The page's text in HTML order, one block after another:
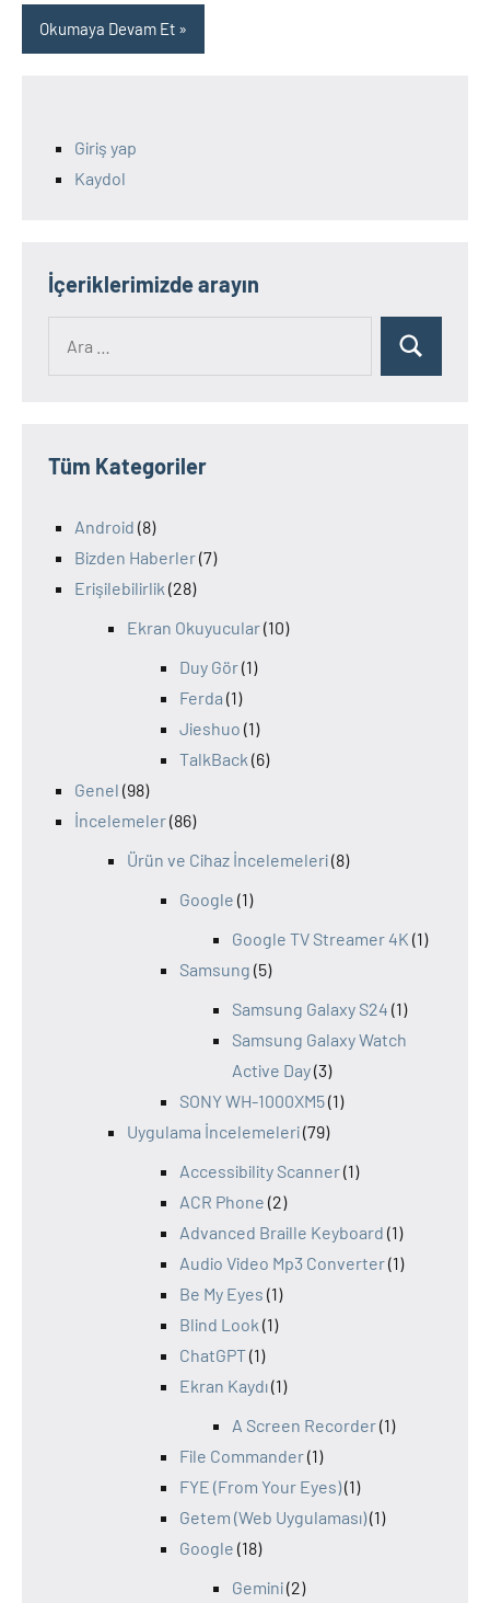
Okumaya Devam Et
Giriş yap
Kaydol
İçeriklerimizde arayın
Ara
Tüm Kategoriler
Android (8)
Bizden Haberler(7)
Erişilebilirlik (28)
Ekran Okuyucular(10)
Duy Gör(1)
Ferda (1)
Jieshuo (1)
TalkBack (6)
Genel (98)
İncelemeler(86)
Ürün ve Cihaz İncelemeleri(8)
Google (1)
Google TV Streamer 4K (1)
Samsung (5)
Samsung Galaxy S24 (1)
Samsung Galaxy Watch
Active Day(3)
SONY WH-1000XM5(1)
Uygulama İncelemeleri(79)
Accessibility Scanner(1)
ACR Phone (2)
Advanced Braille Keyboard (1)
Audio Video Mp3 Converter(1)
Be My Eyes (1)
Blind Look (1)
ChatGPT(1)
Ekran Kaydı(1)
A Screen Recorder(1)
File Commander(1)
FYE (From Your Eyes)(1)
Getem (Web Uygulaması)(1)
Google (18)
Gemini(2)